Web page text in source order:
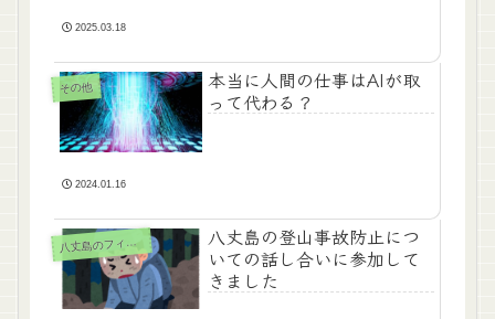
2025.03.18
その他
本当に人間の仕事はAIが取
って代わる？
2024.01.16
八
丈島のフィールド
八丈島の登山事故防止につ
いての話し合いに参加して
きました